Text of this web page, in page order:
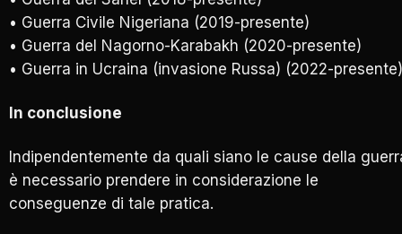
• Guerra Civile Nigeriana (2019-presente)
• Guerra del Nagorno-Karabakh (2020-presente)
• Guerra in Ucraina (invasione Russa) (2022-presente)
In conclusione
Indipendentemente da quali siano le cause della
è necessario prendere in considerazione le
conseguenze di tale pratica.